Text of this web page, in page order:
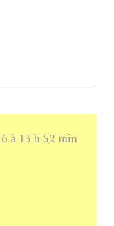
à 13 h 52 min